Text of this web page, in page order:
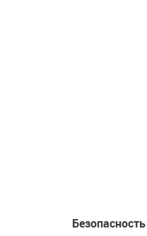
Безопасность